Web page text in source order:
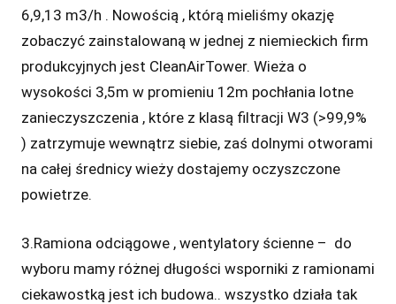
6,9,13 m3/h . Nowością , którą mieliśmy okazję
zobaczyć zainstalowaną w jednej z niemieckich firm
produkcyjnych jest CleanAirTower. Wieża o
wysokości 3,5m w promieniu 12m pochłania lotne
zanieczyszczenia , które z klasą filtracji W3 (>99,9%
) zatrzymuje wewnątrz siebie, zaś dolnymi otworami
na całej średnicy wieży dostajemy oczyszczone
powietrze.
3.Ramiona odciągowe , wentylatory ścienne – do
wyboru mamy różnej długości wsporniki z ramionami
ciekawostką jest ich budowa.. wszystko działa tak